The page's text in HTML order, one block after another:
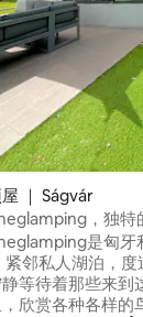
分 5 分），共
｜ Ságvár
，独特
是匈牙
紧邻私人湖泊，
等待着那些来到
欣赏各种各样的